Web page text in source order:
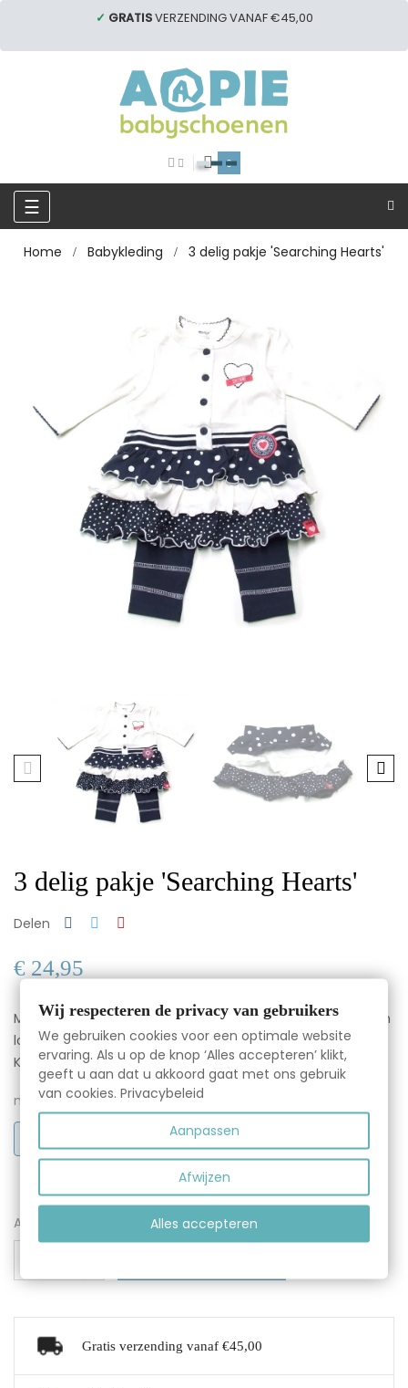
✓ GRATISVERZENDING VANAF €45,00
0
Toggle
navigation
☰
Home Babykleding 3 delig pakje 'Searching Hearts'
3 delig pakje 'Searching Hearts'
Delen
€ 24,95
Mooi 3 dlg meisjes setje in tricot met legging, strokenrok en
longsleeve.
Kleur: blauw/crème
maat
Aantal
Gratis verzending vanaf €45,00
Wij respecteren de privacy van gebruikers
We gebruiken cookies voor een optimale website
ervaring. Als u op de knop ‘Alles accepteren’ klikt,
geeft u aan dat u akkoord gaat met ons gebruik
van cookies.Privacybeleid
Aanpassen
Afwijzen
Alles accepteren